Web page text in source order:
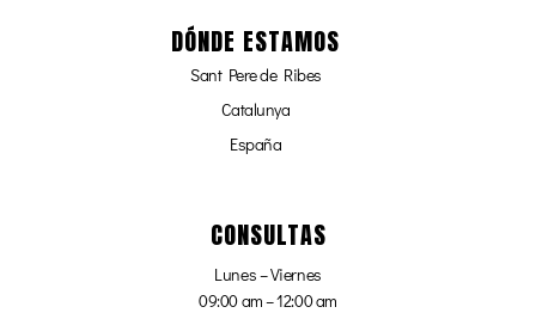
DÓNDE ESTAMOS
Sant Pere de Ribes
Catalunya
España
CONSULTAS
Lunes – Viernes
09:00 am – 12:00 am